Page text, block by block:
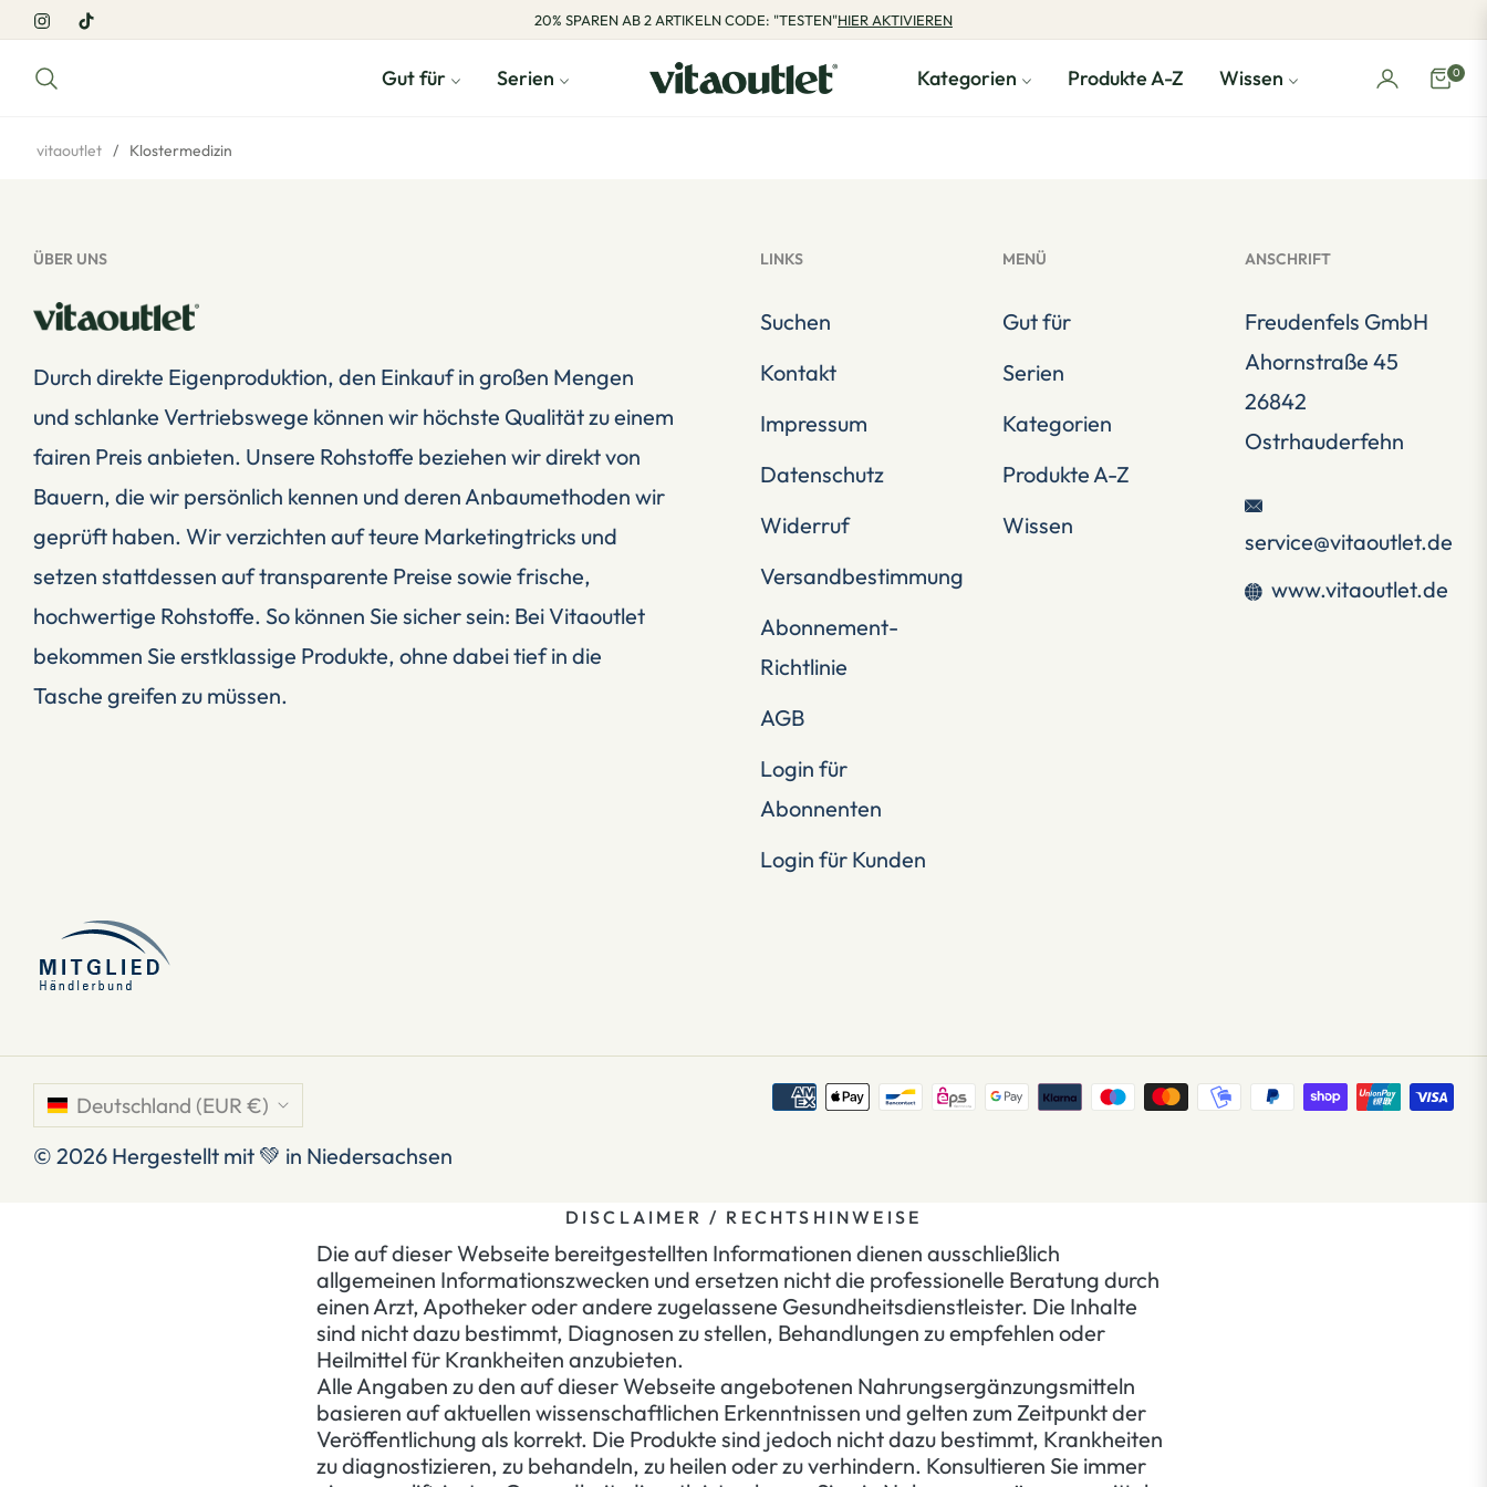
20% SPAREN AB 2 ARTIKELN CODE: "TESTEN"HIER AKTIVIEREN
Gut für Serien Kategorien Produkte A-Z Wissen 0
vitaoutlet / Klostermedizin
ÜBER UNS
Durch direkte Eigenproduktion, den Einkauf in großen Mengen
und schlanke Vertriebswege können wir höchste Qualität zu einem
fairen Preis anbieten. Unsere Rohstoffe beziehen wir direkt von
Bauern, die wir persönlich kennen und deren Anbaumethoden wir
geprüft haben. Wir verzichten auf teure Marketingtricks und
setzen stattdessen auf transparente Preise sowie frische,
hochwertige Rohstoffe. So können Sie sicher sein: Bei Vitaoutlet
bekommen Sie erstklassige Produkte, ohne dabei tief in die
Tasche greifen zu müssen.
LINKS
Suchen
Kontakt
Impressum
Datenschutz
Widerruf
Versandbestimmung
Abonnement-
Richtlinie
AGB
Login für
Abonnenten
Login für Kunden
MENÜ
Gut für
Serien
Kategorien
Produkte A-Z
Wissen
ANSCHRIFT
Freudenfels GmbH
Ahornstraße 45
26842
Ostrhauderfehn
service@vitaoutlet.de
www.vitaoutlet.de
Deutschland (EUR €)
© 2026 Hergestellt mit 💚 in Niedersachsen
DISCLAIMER / RECHTSHINWEISE
Die auf dieser Webseite bereitgestellten Informationen dienen ausschließlich
allgemeinen Informationszwecken und ersetzen nicht die professionelle Beratung durch
einen Arzt, Apotheker oder andere zugelassene Gesundheitsdienstleister. Die Inhalte
sind nicht dazu bestimmt, Diagnosen zu stellen, Behandlungen zu empfehlen oder
Heilmittel für Krankheiten anzubieten.
Alle Angaben zu den auf dieser Webseite angebotenen Nahrungsergänzungsmitteln
basieren auf aktuellen wissenschaftlichen Erkenntnissen und gelten zum Zeitpunkt der
Veröffentlichung als korrekt. Die Produkte sind jedoch nicht dazu bestimmt, Krankheiten
zu diagnostizieren, zu behandeln, zu heilen oder zu verhindern. Konsultieren Sie immer